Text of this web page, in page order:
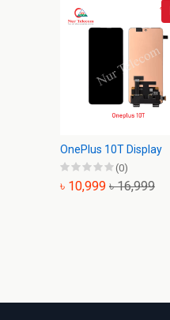
OnePlus 10T Display
(0)
৳ 10,999 ৳ 16,999